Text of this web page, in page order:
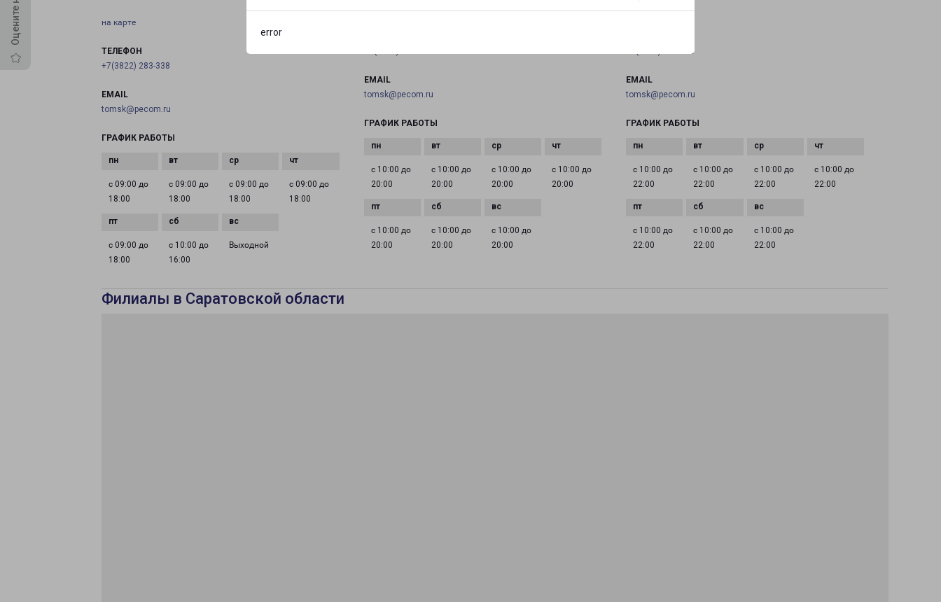
error
на карте
ТЕЛЕФОН
+7(3822) 283-338
EMAIL
tomsk@pecom.ru
ГРАФИК РАБОТЫ
с 09:00 до
18:00
с 09:00 до
18:00
с 09:00 до
18:00
с 09:00 до
18:00
с 09:00 до
18:00
с 10:00 до
16:00
Выходной
EMAIL
tomsk@pecom.ru
ГРАФИК РАБОТЫ
с 10:00 до
20:00
с 10:00 до
20:00
с 10:00 до
20:00
с 10:00 до
20:00
с 10:00 до
20:00
с 10:00 до
20:00
с 10:00 до
20:00
+7(3822) 283-338
EMAIL
tomsk@pecom.ru
ГРАФИК РАБОТЫ
с 10:00 до
22:00
с 10:00 до
22:00
с 10:00 до
22:00
с 10:00 до
22:00
с 10:00 до
22:00
с 10:00 до
22:00
с 10:00 до
22:00
Филиалы в Саратовской области